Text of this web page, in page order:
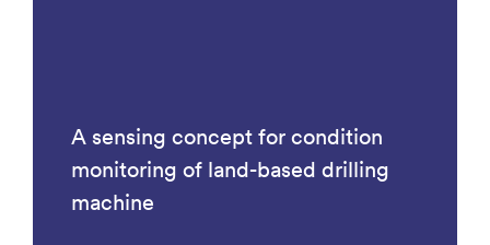
A sensing concept for condition
monitoring of land-based drilling
machine